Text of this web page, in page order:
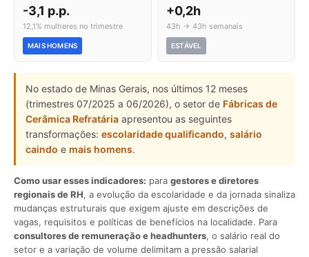
-3,1 p.p.
12,1% mulheres no trimestre
MAIS HOMENS
+0,2h
43h → 43h semanais
ESTÁVEL
No estado de Minas Gerais, nos últimos 12 meses
(trimestres 07/2025 a 06/2026), o setor de Fábricas de
Cerâmica Refratária apresentou as seguintes
transformações: escolaridade qualificando, salário
caindo e mais homens.
Como usar esses indicadores: para gestores e diretores
regionais de RH, a evolução da escolaridade e da jornada sinaliza
mudanças estruturais que exigem ajuste em descrições de
vagas, requisitos e políticas de benefícios na localidade. Para
consultores de remuneração e headhunters, o salário real do
setor e a variação de volume delimitam a pressão salarial